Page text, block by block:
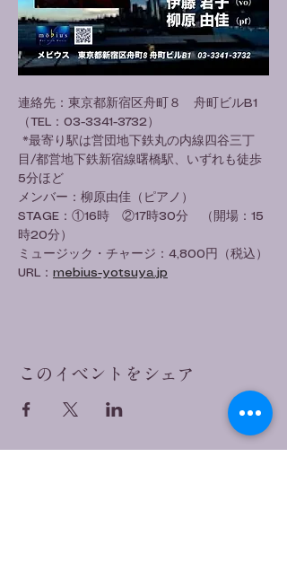
連絡先：東京都新宿区舟町８　舟町ビルB1
（TEL：03-3341-3732）
目/都営地下鉄新宿線曙橋駅、いずれも徒歩
5分ほど
メンバー：柳原由佳（ピアノ）
STAGE：①16時　②17時30分　（開場：15
時20分）
ミュージック・チャージ：4,800円（税込）
URL： mebius-yotsuya.jp
このイベントをシェア